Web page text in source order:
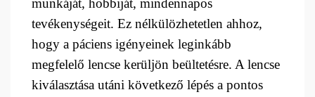
munkáját, hobbiját, mindennapos
tevékenységeit. Ez nélkülözhetetlen ahhoz,
hogy a páciens igényeinek leginkább
megfelelő lencse kerüljön beültetésre. A lencse
kiválasztása utáni következő lépés a pontos